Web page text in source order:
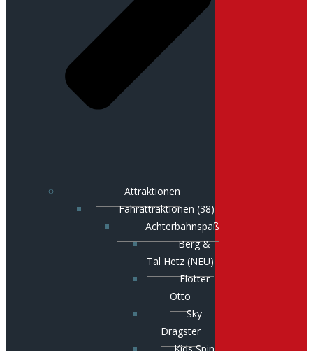
Attraktionen
Fahrattraktionen (38)
Achterbahnspaß
Berg &
Tal Hetz (NEU)
Flotter
Otto
Sky
Dragster
Kids Spin